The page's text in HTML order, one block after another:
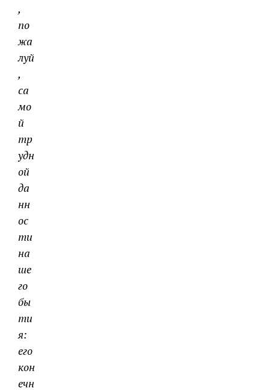
,
по
жа
луй
,
са
мо
й
тр
удн
ой
да
нн
ос
ти
на
ше
го
бы
ти
я:
его
кон
ечн